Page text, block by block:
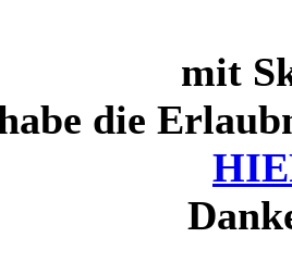
mit
die